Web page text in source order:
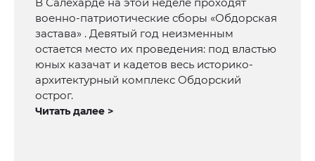
военно-патриотические сборы «Обдорская
застава» . Девятый год неизменным
остается место их проведения: под властью
юных казачат и кадетов весь историко-
архитектурный комплекс Обдорский
острог.
Читать далее >